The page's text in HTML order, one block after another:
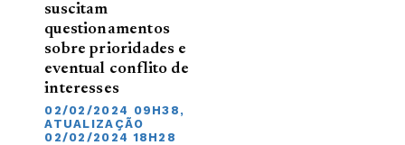
suscitam
questionamentos
sobre prioridades e
eventual conflito de
interesses
02/02/2024 09H38,
ATUALIZAÇÃO
02/02/2024 18H28